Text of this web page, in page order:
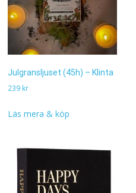
Julgransljuset (45h) – Klinta
239 kr
Läs mera & köp